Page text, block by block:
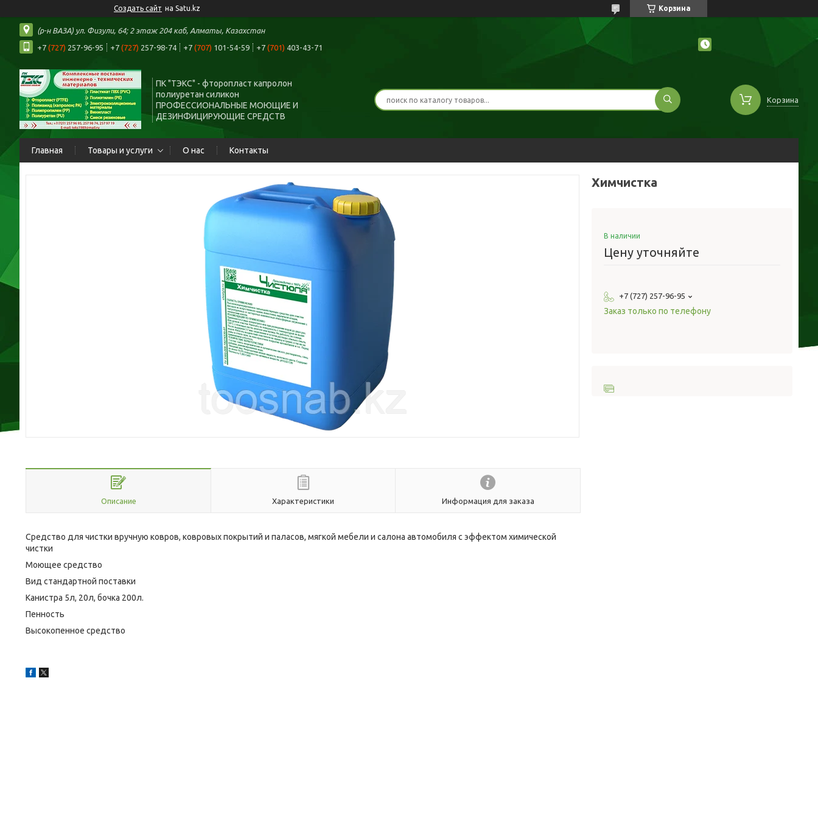
Создать сайт на Satu.kz Корзина
(р-н ВАЗА) ул. Физули, 64; 2 этаж 204 каб, Алматы, Казахстан
+7 (727) 257-96-95 +7 (727) 257-98-74 +7 (707) 101-54-59 +7 (701) 403-43-71
ПК "ТЭКС" - фторопласт капролон
полиуретан силикон
ПРОФЕССИОНАЛЬНЫЕ МОЮЩИЕ И
ДЕЗИНФИЦИРУЮЩИЕ СРЕДСТВ
Корзина
Главная Товары и услуги О нас Контакты
Описание Характеристики Информация для заказа
Средство для чистки вручную ковров, ковровых покрытий и паласов, мягкой мебели и салона автомобиля с эффектом химической
чистки
Моющее средство
Вид стандартной поставки
Канистра 5л, 20л, бочка 200л.
Пенность
Высокопенное средство
Химчистка
В наличии
Цену уточняйте
+7 (727) 257-96-95
Заказ только по телефону